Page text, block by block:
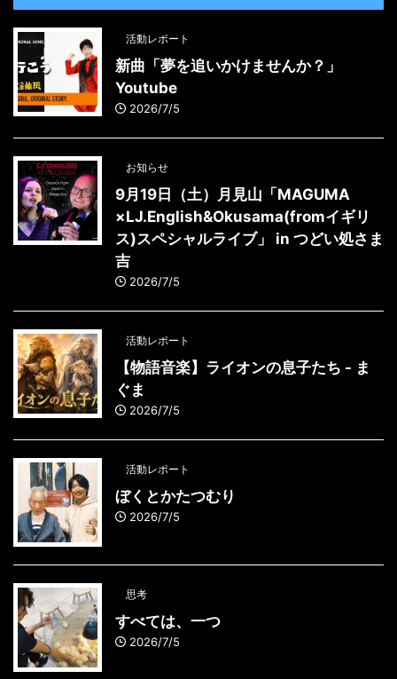
活動レポート
新曲「夢を追いかけませんか？」
Youtube
2026/7/5
お知らせ
9月19日（土）月見山「MAGUMA
×LJ.English&Okusama(fromイギリ
ス)スペシャルライブ」 in つどい処さま
吉
2026/7/5
活動レポート
【物語音楽】ライオンの息子たち - ま
ぐま
2026/7/5
活動レポート
ぼくとかたつむり
2026/7/5
思考
すべては、一つ
2026/7/5